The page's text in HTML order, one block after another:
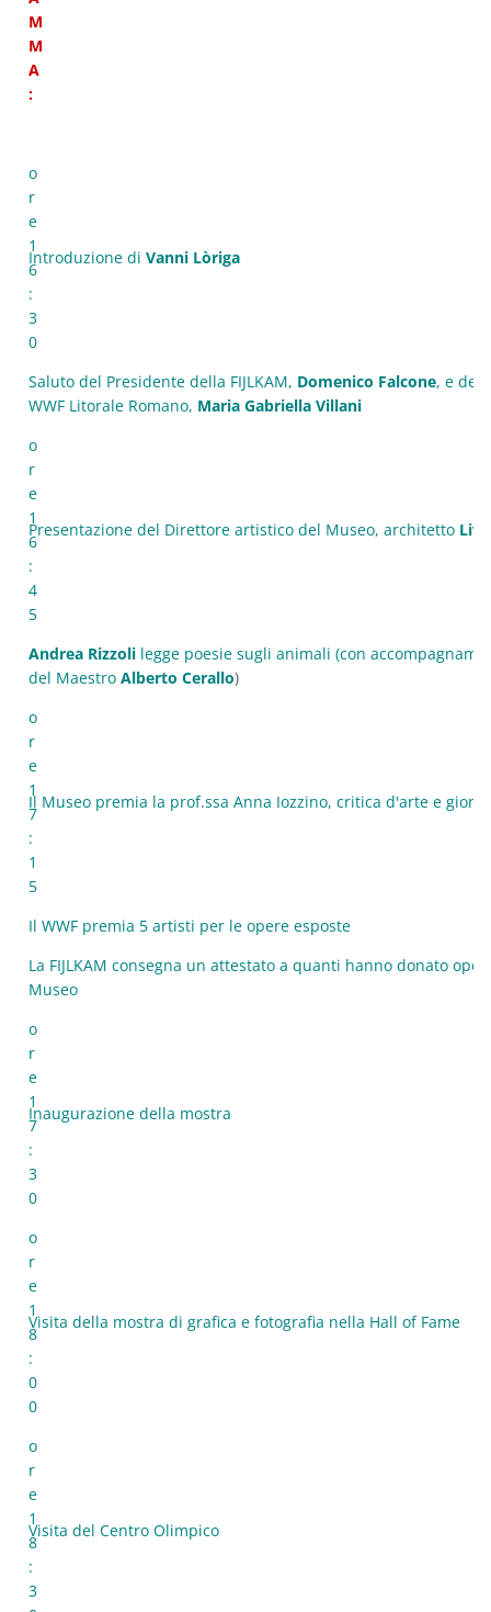
M
M
A
:
o
r
e
1
6
:
3
0
Introduzione diVanni Lòriga
Saluto del Presidente della FIJLKAM, Domenico Falcone, e del
WWF Litorale Romano, Maria Gabriella Villani
o
r
e
1
6
:
4
5
Presentazione del Direttore artistico del Museo, architetto
Andrea Rizzoli legge poesie sugli animali (con
del MaestroAlberto Cerallo)
o
r
e
1
7
:
1
5
Il Museo premia la prof.ssa Anna Iozzino, critica d'arte e
Il WWF premia 5 artisti per le opere esposte
La FIJLKAM consegna un attestato a quanti hanno donato
Museo
o
r
e
1
7
:
3
0
Inaugurazione della mostra
o
r
e
1
8
:
0
0
Visita della mostra di grafica e fotografia nella Hall of Fame
o
r
e
1
8
:
3
Visita del Centro Olimpico